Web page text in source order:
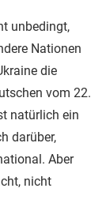
unbedingt,
Nationen
die
vom 22.
natürlich ein
darüber,
Aber
nicht